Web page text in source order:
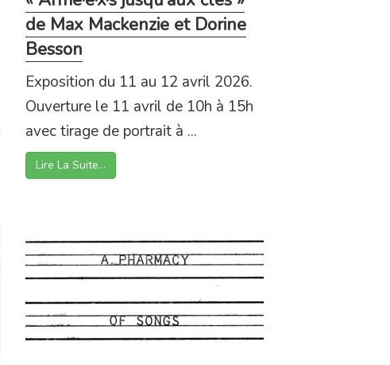
de Max Mackenzie et Dorine
Besson
Exposition du 11 au 12 avril 2026.
Ouverture le 11 avril de 10h à 15h
avec tirage de portrait à ...
Lire La Suite…